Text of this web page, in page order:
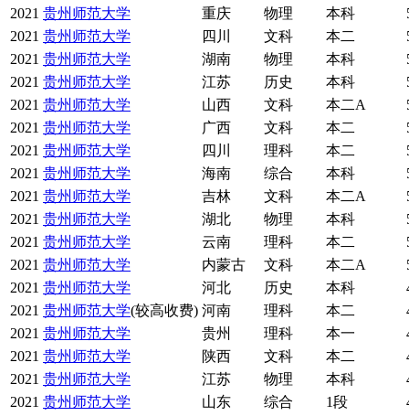
2021 贵州师范大学 重庆 物理 本科
2021 贵州师范大学 四川 文科 本二
2021 贵州师范大学 湖南 物理 本科
2021 贵州师范大学 江苏 历史 本科
2021 贵州师范大学 山西 文科 本二A
2021 贵州师范大学 广西 文科 本二
2021 贵州师范大学 四川 理科 本二
2021 贵州师范大学 海南 综合 本科
2021 贵州师范大学 吉林 文科 本二A
2021 贵州师范大学 湖北 物理 本科
2021 贵州师范大学 云南 理科 本二
2021 贵州师范大学 内蒙古 文科 本二A
2021 贵州师范大学 河北 历史 本科
2021 贵州师范大学(较高收费) 河南 理科 本二
2021 贵州师范大学 贵州 理科 本一
2021 贵州师范大学 陕西 文科 本二
2021 贵州师范大学 江苏 物理 本科
2021 贵州师范大学 山东 综合 1段